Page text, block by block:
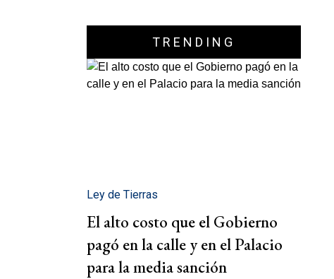
TRENDING
Ley de Tierras
El alto costo que el Gobierno
pagó en la calle y en el Palacio
para la media sanción